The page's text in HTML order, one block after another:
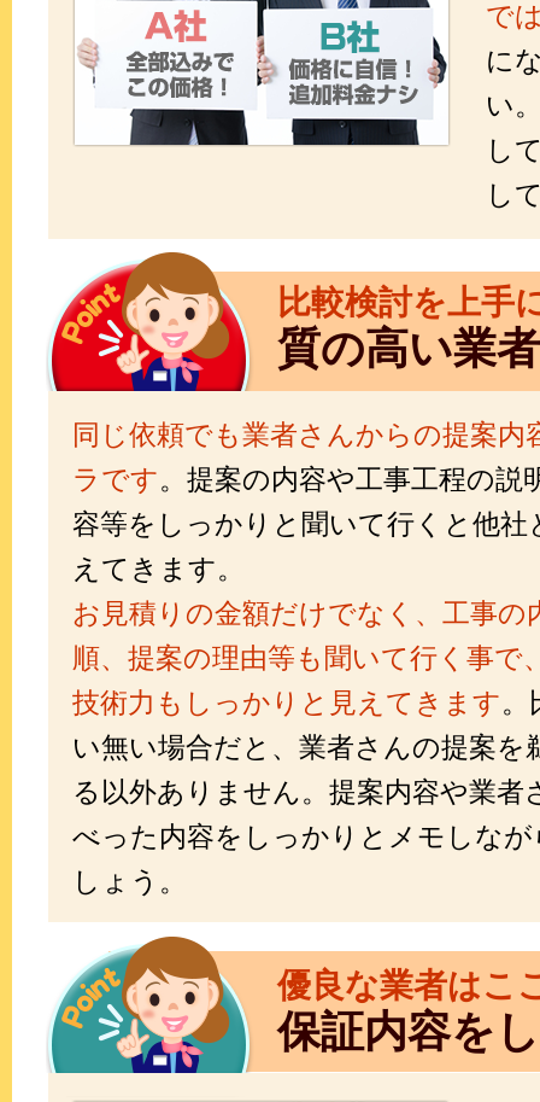
で
に
い
し
し
比較検討を上手
質の高い業
同じ依頼でも業者さんからの提案内
ラです。提案の内容や工事工程の説
容等をしっかりと聞いて行くと他社
えてきます。
お見積りの金額だけでなく、工事の
順、提案の理由等も聞いて行く事で
技術力もしっかりと見えてきます。
い無い場合だと、業者さんの提案を
る以外ありません。提案内容や業者
べった内容をしっかりとメモしなが
しょう。
優良な業者はこ
保証内容を